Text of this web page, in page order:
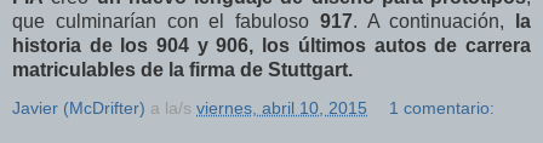
que culminarían con el fabuloso 917. A continuación,
la
historia de los 904 y 906, los últimos autos de carrera
matriculables de la firma de Stuttgart.
Javier (McDrifter) a la/s viernes, abril 10, 2015 1 comentario: